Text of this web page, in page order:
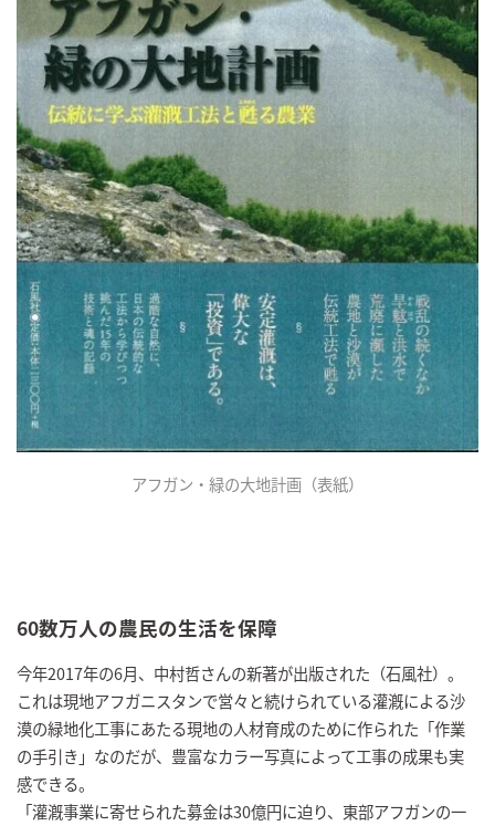
アフガン・緑の大地計画（表紙）
60数万人の農民の生活を保障
今年2017年の6月、中村哲さんの新著が出版された（石風社）。
これは現地アフガニスタンで営々と続けられている灌漑による沙
漠の緑地化工事にあたる現地の人材育成のために作られた「作業
の手引き」なのだが、豊富なカラー写真によって工事の成果も実
感できる。
「灌漑事業に寄せられた募金は30億円に迫り、東部アフガンの一